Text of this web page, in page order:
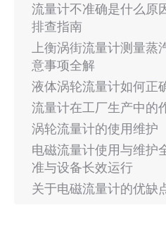
流量计不准确是什么原
排查指南
上衡涡街流量计测量蒸
意事项全解
液体涡轮流量计如何正
流量计在工厂生产中的
涡轮流量计的使用维护
电磁流量计使用与维护
准与设备长效运行
关于电磁流量计的优缺